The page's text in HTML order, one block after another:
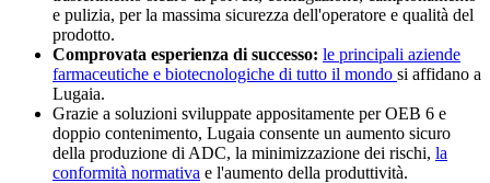
e pulizia, per la massima sicurezza dell'operatore e qualità del
prodotto.
Comprovata esperienza di successo: le principali aziende
farmaceutiche e biotecnologiche di tutto il mondo si affidano a
Lugaia.
Grazie a soluzioni sviluppate appositamente per OEB 6 e
doppio contenimento, Lugaia consente un aumento sicuro
della produzione di ADC, la minimizzazione dei rischi, la
conformità normativa e l'aumento della produttività.